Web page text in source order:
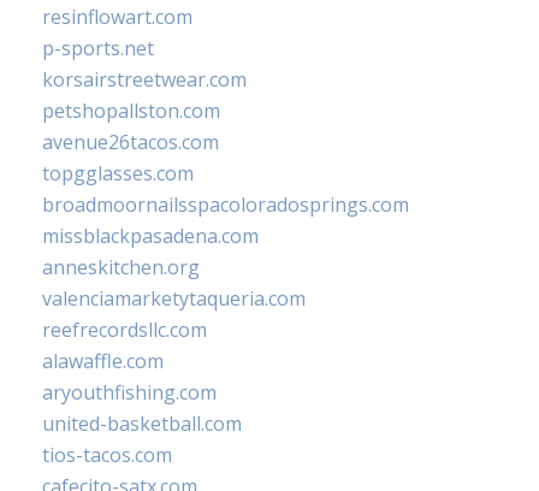
resinflowart.com
p-sports.net
korsairstreetwear.com
petshopallston.com
avenue26tacos.com
topgglasses.com
broadmoornailsspacoloradosprings.com
missblackpasadena.com
anneskitchen.org
valenciamarketytaqueria.com
reefrecordsllc.com
alawaffle.com
aryouthfishing.com
united-basketball.com
tios-tacos.com